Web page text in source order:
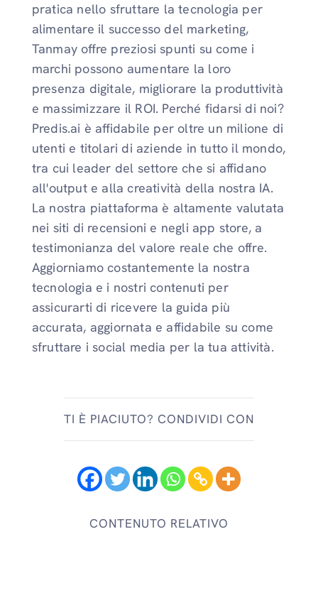
pratica nello sfruttare la tecnologia per
alimentare il successo del marketing,
Tanmay offre preziosi spunti su come i
marchi possono aumentare la loro
presenza digitale, migliorare la produttività
e massimizzare il ROI. Perché fidarsi di noi?
Predis.ai è affidabile per oltre un milione di
utenti e titolari di aziende in tutto il mondo,
tra cui leader del settore che si affidano
all'output e alla creatività della nostra IA.
La nostra piattaforma è altamente valutata
nei siti di recensioni e negli app store, a
testimonianza del valore reale che offre.
Aggiorniamo costantemente la nostra
tecnologia e i nostri contenuti per
assicurarti di ricevere la guida più
accurata, aggiornata e affidabile su come
sfruttare i social media per la tua attività.
TI È PIACIUTO? CONDIVIDI CON
CONTENUTO RELATIVO